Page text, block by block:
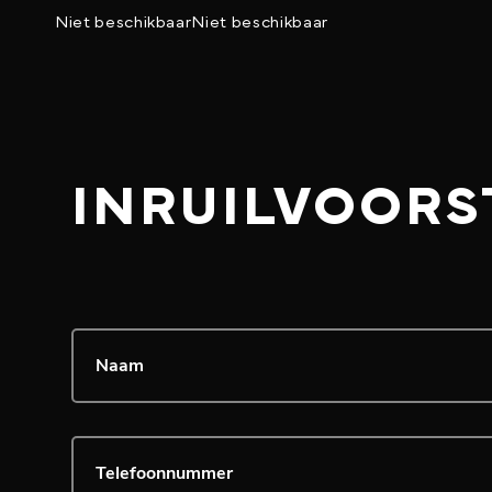
Niet beschikbaar Niet beschikbaar